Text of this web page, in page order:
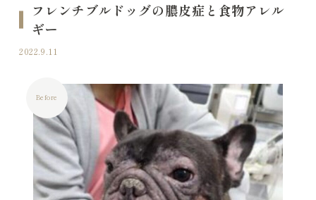
フレンチブルドッグの膿皮症と食物アレル
ギー
2022.9.11
Before